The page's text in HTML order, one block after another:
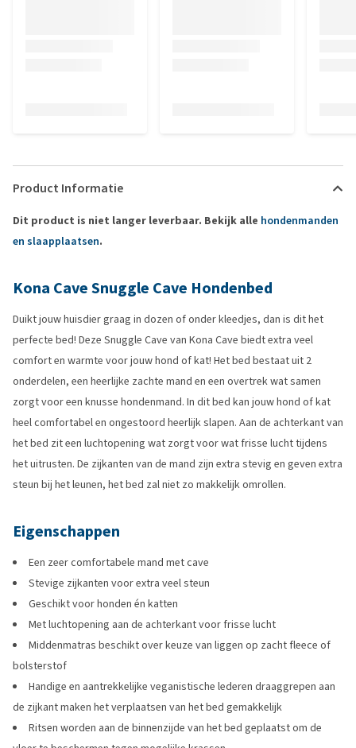
Product Informatie
Dit product is niet langer leverbaar. Bekijk alle hondenmanden
en slaapplaatsen.
Kona Cave Snuggle Cave Hondenbed
Duikt jouw huisdier graag in dozen of onder kleedjes, dan is dit het
perfecte bed! Deze Snuggle Cave van Kona Cave biedt extra veel
comfort en warmte voor jouw hond of kat! Het bed bestaat uit 2
onderdelen, een heerlijke zachte mand en een overtrek wat samen
zorgt voor een knusse hondenmand. In dit bed kan jouw hond of kat
heel comfortabel en ongestoord heerlijk slapen. Aan de achterkant van
het bed zit een luchtopening wat zorgt voor wat frisse lucht tijdens
het uitrusten. De zijkanten van de mand zijn extra stevig en geven extra
steun bij het leunen, het bed zal niet zo makkelijk omrollen.
Eigenschappen
Een zeer comfortabele mand met cave
Stevige zijkanten voor extra veel steun
Geschikt voor honden én katten
Met luchtopening aan de achterkant voor frisse lucht
Middenmatras beschikt over keuze van liggen op zacht fleece of
bolsterstof
Handige en aantrekkelijke veganistische lederen draaggrepen aan
de zijkant maken het verplaatsen van het bed gemakkelijk
Ritsen worden aan de binnenzijde van het bed geplaatst om de